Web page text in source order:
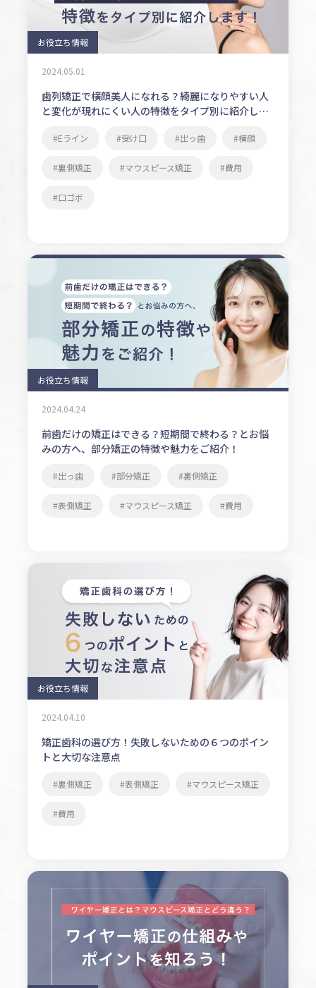
お役立ち情報
2024.05.01
歯列矯正で横顔美人になれる？綺麗になりやすい人
と変化が現れにくい人の特徴をタイプ別に紹介しま
Eライン 受け口 出っ歯 横顔
裏側矯正 マウスピース矯正 費用
口ゴボ
お役立ち情報
2024.04.24
前歯だけの矯正はできる？短期間で終わる？とお悩
みの方へ、部分矯正の特徴や魅力をご紹介！
出っ歯 部分矯正 裏側矯正
表側矯正 マウスピース矯正 費用
お役立ち情報
2024.04.10
矯正歯科の選び方！失敗しないための６つのポイン
トと大切な注意点
裏側矯正 表側矯正 マウスピース矯正
費用